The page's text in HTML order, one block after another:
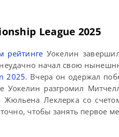
League 2025
рейтинге Уокелин
начал свою
2025. Вчера он одержал
Уокелин разгромил
Жюльена Леклерка со
чтобы занять первое